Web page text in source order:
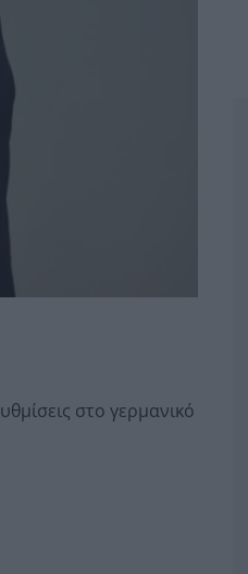
στο γερμανικό